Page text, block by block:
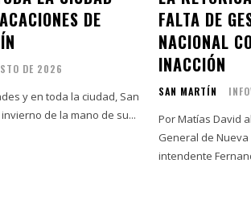
DE
DE 2026
y en toda la ciudad, San
de la mano de su...
FALTA DE
NACIONAL
INACCIÓN
SAN MARTÍN
Por Matías David
General de Nueva
intendente